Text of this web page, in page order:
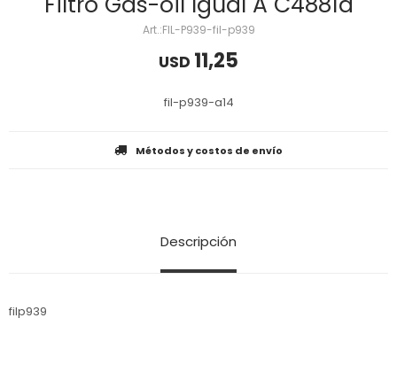
FIL-P939-fil-p939
USD 11,25
fil-p939-a14
Métodos y costos de envío
Descripción
filp939